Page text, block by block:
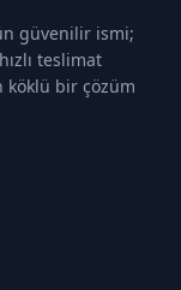
güvenilir ismi;
teslimat
köklü bir çözüm